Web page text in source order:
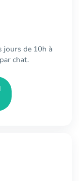
jours de 10h à
chat.